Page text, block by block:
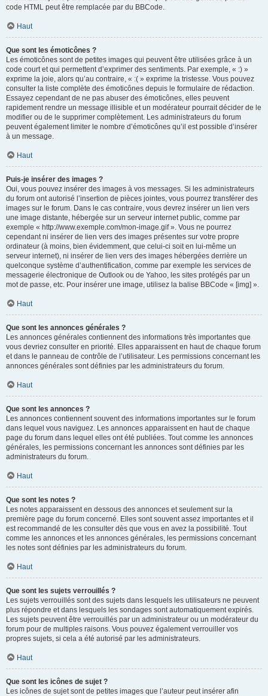
code HTML peut être remplacée par du BBCode.
Haut
Que sont les émoticônes ?
Les émoticônes sont de petites images qui peuvent être utilisées grâce à un
code court et qui permettent d’exprimer des sentiments. Par exemple, « :) »
exprime la joie, alors qu’au contraire, « :( » exprime la tristesse. Vous pouvez
consulter la liste complète des émoticônes depuis le formulaire de rédaction.
Essayez cependant de ne pas abuser des émoticônes, elles peuvent
rapidement rendre un message illisible et un modérateur pourrait décider de le
modifier ou de le supprimer complètement. Les administrateurs du forum
peuvent également limiter le nombre d’émoticônes qu’il est possible d’insérer
à un message.
Haut
Puis-je insérer des images ?
Oui, vous pouvez insérer des images à vos messages. Si les administrateurs
du forum ont autorisé l’insertion de pièces jointes, vous pourrez transférer des
images sur le forum. Dans le cas contraire, vous devrez insérer un lien vers
une image distante, hébergée sur un serveur internet public, comme par
exemple « http://www.exemple.com/mon-image.gif ». Vous ne pourrez
cependant ni insérer de lien vers des images présentes sur votre propre
ordinateur (à moins, bien évidemment, que celui-ci soit en lui-même un
serveur internet), ni insérer de lien vers des images hébergées derrière un
quelconque système d’authentification, comme par exemple les services de
messagerie électronique de Outlook ou de Yahoo, les sites protégés par un
mot de passe, etc. Pour insérer une image, utilisez la balise BBCode « [img] ».
Haut
Que sont les annonces générales ?
Les annonces générales contiennent des informations très importantes que
vous devriez consulter en priorité. Elles apparaissent en haut de chaque forum
et dans le panneau de contrôle de l’utilisateur. Les permissions concernant les
annonces générales sont définies par les administrateurs du forum.
Haut
Que sont les annonces ?
Les annonces contiennent souvent des informations importantes sur le forum
dans lequel vous naviguez. Les annonces apparaissent en haut de chaque
page du forum dans lequel elles ont été publiées. Tout comme les annonces
générales, les permissions concernant les annonces sont définies par les
administrateurs du forum.
Haut
Que sont les notes ?
Les notes apparaissent en dessous des annonces et seulement sur la
première page du forum concerné. Elles sont souvent assez importantes et il
est recommandé de les consulter dès que vous en avez la possibilité. Tout
comme les annonces et les annonces générales, les permissions concernant
les notes sont définies par les administrateurs du forum.
Haut
Que sont les sujets verrouillés ?
Les sujets verrouillés sont des sujets dans lesquels les utilisateurs ne peuvent
plus répondre et dans lesquels les sondages sont automatiquement expirés.
Les sujets peuvent être verrouillés par un administrateur ou un modérateur du
forum pour de multiples raisons. Vous pouvez également verrouiller vos
propres sujets, si cela a été autorisé par les administrateurs.
Haut
Que sont les icônes de sujet ?
Les icônes de sujet sont de petites images que l’auteur peut insérer afin